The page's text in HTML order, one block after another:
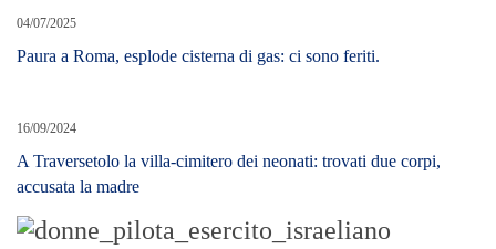
04/07/2025
Paura a Roma, esplode cisterna di gas: ci sono feriti.
16/09/2024
A Traversetolo la villa-cimitero dei neonati: trovati due corpi,
accusata la madre